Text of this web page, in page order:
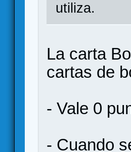
utiliza.
La carta
cartas de
- Vale 0
- Cuando